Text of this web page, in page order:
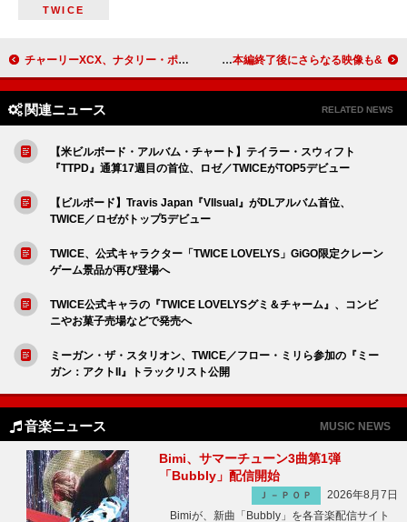
TWICE
チャーリーXCX、ナタリー・ポートマン＆ジェナ・オルテガ主演映画『The Gallerist』のキャストに加わる &TEAM、2ndALタイトル曲「雪明かり (Yukiakari)」MV公開 本編終了後にさらなる映像も
関連ニュース RELATED NEWS
【米ビルボード・アルバム・チャート】テイラー・スウィフト
『TTPD』通算17週目の首位、ロゼ／TWICEがTOP5デビュー
【ビルボード】Travis Japan『VIIsual』がDLアルバム首位、
TWICE／ロゼがトップ5デビュー
TWICE、公式キャラクター「TWICE LOVELYS」GiGO限定クレーン
ゲーム景品が再び登場へ
TWICE公式キャラの『TWICE LOVELYSグミ＆チャーム』、コンビ
ニやお菓子売場などで発売へ
ミーガン・ザ・スタリオン、TWICE／フロー・ミリら参加の『ミー
ガン：アクトII』トラックリスト公開
音楽ニュース MUSIC NEWS
Bimi、サマーチューン3曲第1弾
「Bubbly」配信開始
Ｊ－ＰＯＰ
2026年8月7日
Bimiが、新曲「Bubbly」を各音楽配信サイト